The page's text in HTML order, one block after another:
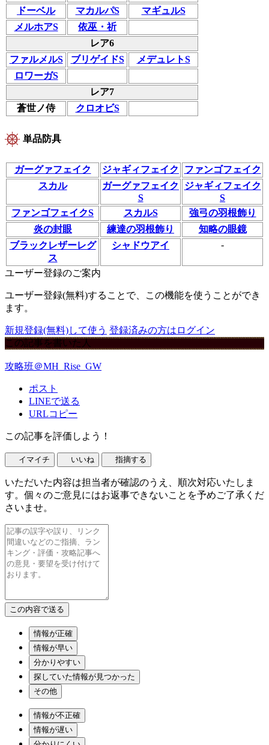
ドーベル
マカルパS
マギュルS
メルホアS
依巫・祈
レア6
ファルメルS
ブリゲイドS
メデュレトS
ロワーガS
レア7
蒼世ノ侍
クロオビS
単品防具
ガーグァフェイク ジャギィフェイク
ファンゴフェイク
スカル
ガーグァフェイク
S
ジャギィフェイク
S
ファンゴフェイクS
スカルS
強弓の羽根飾り
炎の封眼
練達の羽根飾り
知略の眼鏡
ブラックレザーレグ
ス
シャドウアイ -
ユーザー登録のご案内
ユーザー登録(無料)することで、この機能を使うことができ
ます。
新規登録(無料)して使う 登録済みの方はログイン
この記事を書いた人
攻略班＠MH_Rise_GW
ポスト
LINEで送る
URLコピー
この記事を評価しよう！
イマイチ いいね 指摘する
いただいた内容は担当者が確認のうえ、順次対応いたしま
す。個々のご意見にはお返事できないことを予めご了承くだ
さいませ。
情報が正確
情報が早い
分かりやすい
探していた情報が見つかった
その他
情報が不正確
情報が遅い